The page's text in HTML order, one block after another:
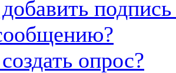
подпись
опрос?